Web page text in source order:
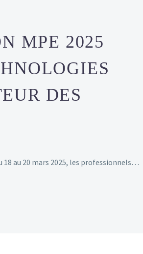
MPE 2025
DES
18 au 20 mars 2025, les professionnels…